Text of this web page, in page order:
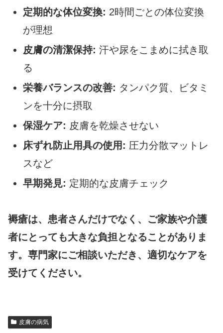
定期的な体位変換: 2時間ごとの体位変換
が理想
皮膚の清潔保持: 汗や尿をこまめに拭き取
る
栄養バランスの改善: タンパク質、ビタミ
ンを十分に摂取
保湿ケア: 皮膚を乾燥させない
床ずれ防止用具の使用: 圧力分散マットレ
スなど
早期発見: 定期的な皮膚チェック
褥瘡は、患者さんだけでなく、ご家族や介護
者にとっても大きな負担となることがありま
す。専門家にご相談いただき、適切なケアを
受けてください。
皮膚の病気